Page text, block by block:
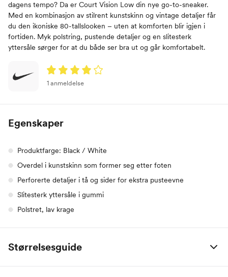
dagens tempo? Da er Court Vision Low din nye go-to-sneaker.
Med en kombinasjon av stilrent kunstskinn og vintage detaljer får
du den ikoniske 80-tallslooken – uten at komforten blir igjen i
fortiden. Myk polstring, pustende detaljer og en slitesterk
yttersåle sørger for at du både ser bra ut og går komfortabelt.
1 anmeldelse
Egenskaper
Produktfarge: Black / White
Overdel i kunstskinn som former seg etter foten
Perforerte detaljer i tå og sider for ekstra pusteevne
Slitesterk yttersåle i gummi
Polstret, lav krage
Størrelsesguide